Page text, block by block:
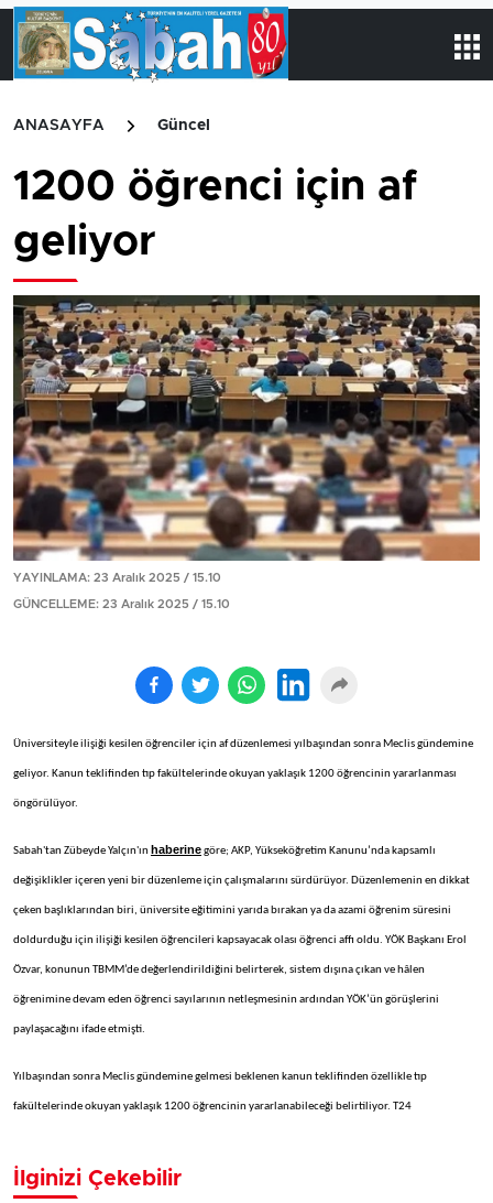
ANASAYFA Güncel
1200 öğrenci için af
geliyor
YAYINLAMA: 23 Aralık 2025 / 15.10
GÜNCELLEME: 23 Aralık 2025 / 15.10
Üniversiteyle ilişiği kesilen öğrenciler için af düzenlemesi yılbaşından sonra Meclis gündemine
geliyor. Kanun teklifinden tıp fakültelerinde okuyan yaklaşık 1200 öğrencinin yararlanması
öngörülüyor.
Sabah'tan Zübeyde Yalçın'ınhaberinegöre; AKP, Yükseköğretim Kanunu’nda kapsamlı
değişiklikler içeren yeni bir düzenleme için çalışmalarını sürdürüyor. Düzenlemenin en dikkat
çeken başlıklarından biri, üniversite eğitimini yarıda bırakan ya da azami öğrenim süresini
doldurduğu için ilişiği kesilen öğrencileri kapsayacak olası öğrenci affı oldu. YÖK Başkanı Erol
Özvar, konunun TBMM’de değerlendirildiğini belirterek, sistem dışına çıkan ve hâlen
öğrenimine devam eden öğrenci sayılarının netleşmesinin ardından YÖK’ün görüşlerini
paylaşacağını ifade etmişti.
Yılbaşından sonra Meclis gündemine gelmesi beklenen kanun teklifinden özellikle tıp
fakültelerinde okuyan yaklaşık 1200 öğrencinin yararlanabileceği belirtiliyor. T24
İlginizi Çekebilir